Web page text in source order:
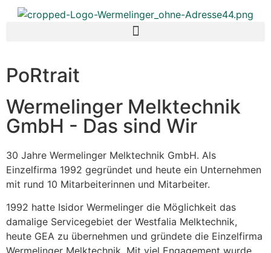
PoRtrait
Wermelinger Melktechnik
GmbH - Das sind Wir
30 Jahre Wermelinger Melktechnik GmbH. Als
Einzelfirma 1992 gegründet und heute ein Unternehmen
mit rund 10 Mitarbeiterinnen und Mitarbeiter.
1992 hatte Isidor Wermelinger die Möglichkeit das
damalige Servicegebiet der Westfalia Melktechnik,
heute GEA zu übernehmen und gründete die Einzelfirma